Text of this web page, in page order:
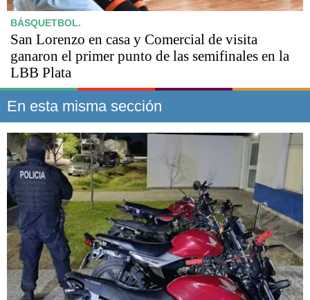
BÁSQUETBOL.
San Lorenzo en casa y Comercial de visita
ganaron el primer punto de las semifinales en la
LBB Plata
En esta misma sección